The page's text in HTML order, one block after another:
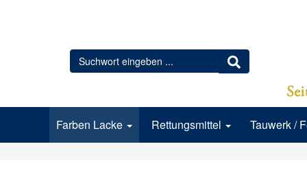
Farben Lacke Rettungsmittel Tauwerk /